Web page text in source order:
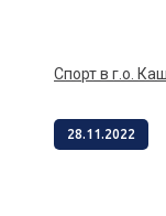
Спорт в г.о.
28.11.2022